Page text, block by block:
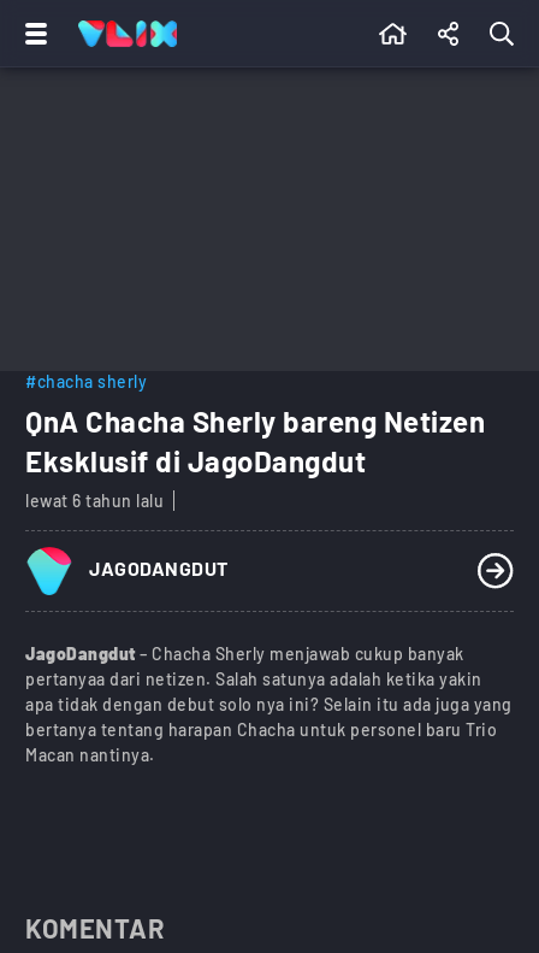
#chacha sherly
QnA Chacha Sherly bareng Netizen
Eksklusif di JagoDangdut
lewat 6 tahun lalu
JAGODANGDUT
JagoDangdut– Chacha Sherly menjawab cukup banyak
pertanyaa dari netizen. Salah satunya adalah ketika yakin
apa tidak dengan debut solo nya ini? Selain itu ada juga yang
bertanya tentang harapan Chacha untuk personel baru Trio
Macan nantinya.
KOMENTAR